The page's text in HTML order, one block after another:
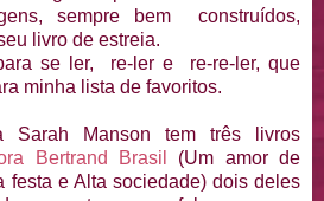
sempre bem construídos,
livro de estreia.
se ler, re-ler e re-re-ler, que
minha lista de favoritos.
Sarah Manson tem três livros
Bertrand Brasil (Um amor de
festa e Alta sociedade) dois deles